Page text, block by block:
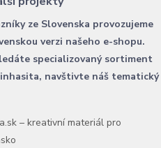
ze Slovenska provozujeme
verzi našeho e-shopu.
specializovaný sortiment
navštivte náš tematický
– kreativní materiál pro